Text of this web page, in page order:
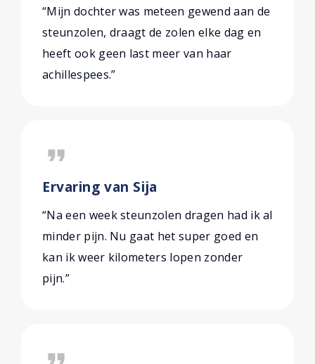
“Mijn dochter was meteen gewend aan de
steunzolen, draagt de zolen elke dag en
heeft ook geen last meer van haar
achillespees.”
format_quote
Ervaring van Sija
“Na een week steunzolen dragen had ik al
minder pijn. Nu gaat het super goed en
kan ik weer kilometers lopen zonder
pijn.”